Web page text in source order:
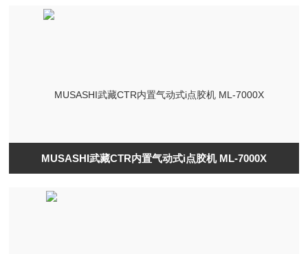
MUSASHI武藏CTR内置气动式i点胶机 ML-7000X